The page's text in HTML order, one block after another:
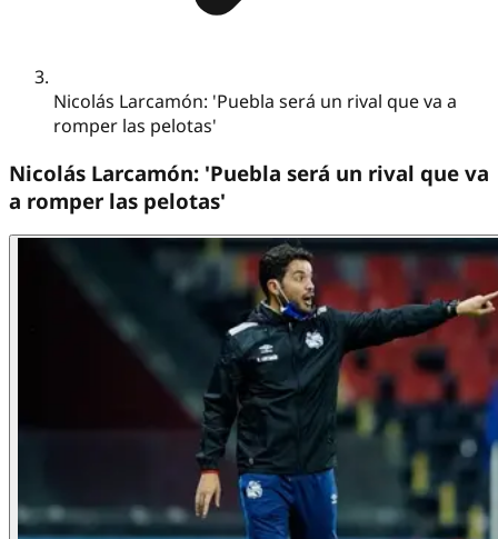
Nicolás Larcamón: 'Puebla será un rival que va a
romper las pelotas'
Nicolás Larcamón: 'Puebla será un rival que va
a romper las pelotas'